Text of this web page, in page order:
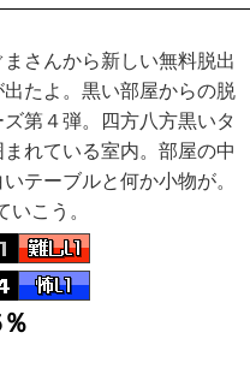
まさんから新しい無料脱出
出たよ。黒い部屋からの脱
ズ第４弾。四方八方黒いタ
まれている室内。部屋の中
テーブルと何か小物が。
こう。